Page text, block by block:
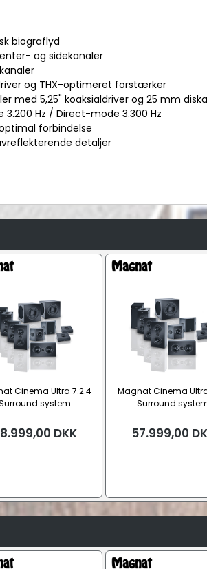
biograflyd
og sidekanaler
og THX-optimeret forstærker
med 5,25" koaksialdriver og 25 mm
Hz / Direct-mode 3.300 Hz
forbindelse
detaljer
Cinema Ultra 7.2.4
system
DKK
Magnat Cinema
Surround
57.999,00